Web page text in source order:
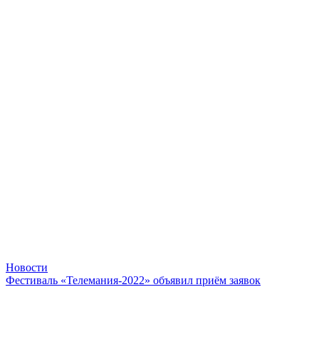
Новости
Фестиваль «Телемания-2022» объявил приём заявок